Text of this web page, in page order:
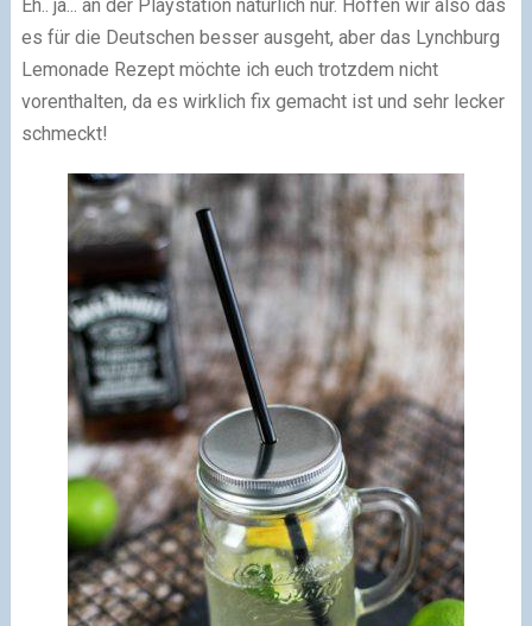
Eh.. ja... an der Playstation natürlich nur. Hoffen wir also das
es für die Deutschen besser ausgeht, aber das Lynchburg
Lemonade Rezept möchte ich euch trotzdem nicht
vorenthalten, da es wirklich fix gemacht ist und sehr lecker
schmeckt!